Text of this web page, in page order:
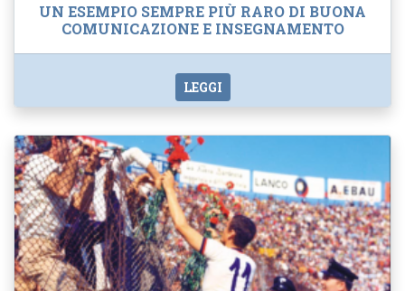
UN ESEMPIO SEMPRE PIÙ RARO DI BUONA
COMUNICAZIONE E INSEGNAMENTO
LEGGI